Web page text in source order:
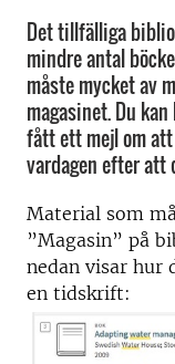
Det tillfälliga
mindre antal
måste mycket av
magasinet. Du
fått ett mejl om
vardagen efter att
Material som
”Magasin” på
nedan visar hur
en tidskrift: